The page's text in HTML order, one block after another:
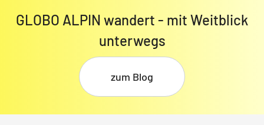
GLOBO ALPIN wandert - mit Weitblick
unterwegs
zum Blog